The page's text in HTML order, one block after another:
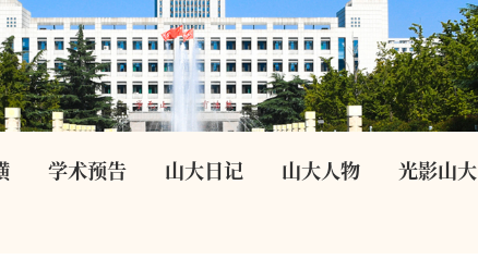
学术预告 山大日记 山大人物 光影山大